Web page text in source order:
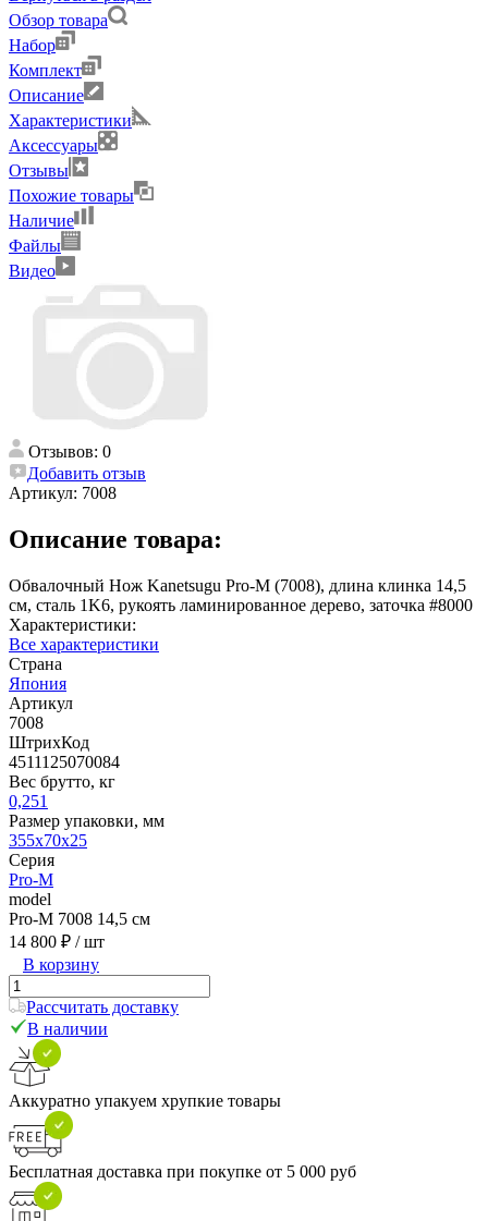
Обзор товара
Набор
Комплект
Описание
Характеристики
Аксессуары
Отзывы
Похожие товары
Наличие
Файлы
Видео
Отзывов: 0
Добавить отзыв
Артикул: 7008
Описание товара:
Обвалочный Нож Kanetsugu Pro-M (7008), длина клинка 14,5
см, сталь 1K6, рукоять ламинированное дерево, заточка #8000
Характеристики:
Все характеристики
Страна
Япония
Артикул
7008
ШтрихКод
4511125070084
Вес брутто, кг
0,251
Размер упаковки, мм
355x70x25
Серия
Pro-M
model
Pro-M 7008 14,5 см
14 800 ₽ / шт
В корзину
Рассчитать доставку
В наличии
Аккуратно упакуем хрупкие товары
Бесплатная доставка при покупке от 5 000 руб